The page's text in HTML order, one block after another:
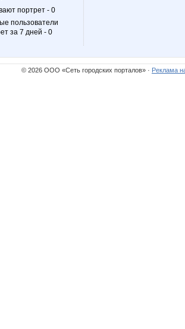
портрет - 0
пользователи
за 7 дней - 0
© 2026 ООО «Сеть городских порталов» · Реклама